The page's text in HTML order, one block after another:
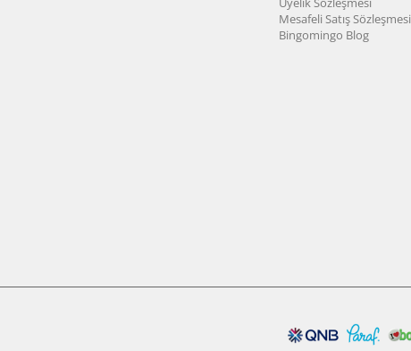
Mesafeli Satış Sözleşmesi
Bingomingo Blog